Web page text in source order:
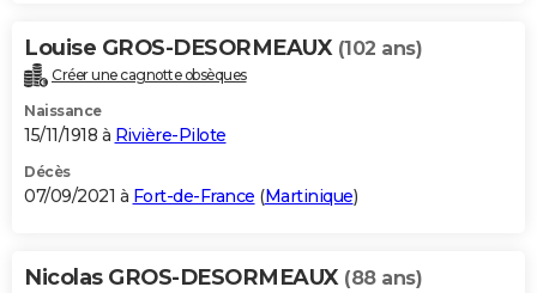
Louise GROS-DESORMEAUX (102 ans)
Créer une cagnotte obsèques
Naissance
15/11/1918 à Rivière-Pilote
Décès
07/09/2021 à Fort-de-France (Martinique)
Nicolas GROS-DESORMEAUX (88 ans)